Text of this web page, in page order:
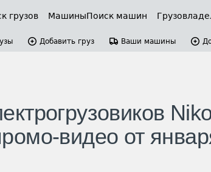
грузов МашиныПоиск машин
Добавить груз Ваши машины
видео от